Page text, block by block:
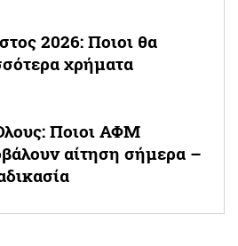
2026: Ποιοι θα
χρήματα
Ποιοι ΑΦΜ
αίτηση σήμερα –